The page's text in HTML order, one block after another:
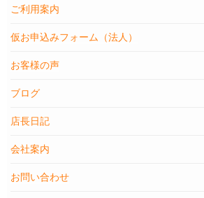
ご利用案内
仮お申込みフォーム（法人）
お客様の声
ブログ
店長日記
会社案内
お問い合わせ